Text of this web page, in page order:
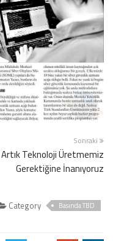
Sonraki
Artık Teknoloji Üretmemiz
Gerektiğine İnanıyoruz
Category Basında TBD